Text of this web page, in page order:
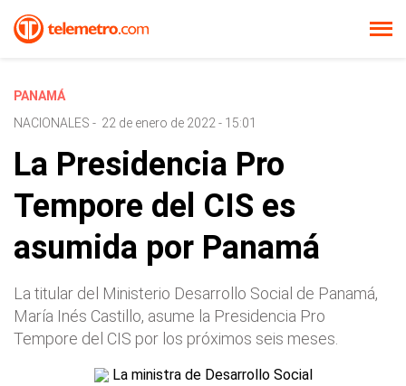
PANAMÁ
NACIONALES - 22 de enero de 2022 - 15:01
La Presidencia Pro
Tempore del CIS es
asumida por Panamá
La titular del Ministerio Desarrollo Social de Panamá,
María Inés Castillo, asume la Presidencia Pro
Tempore del CIS por los próximos seis meses.